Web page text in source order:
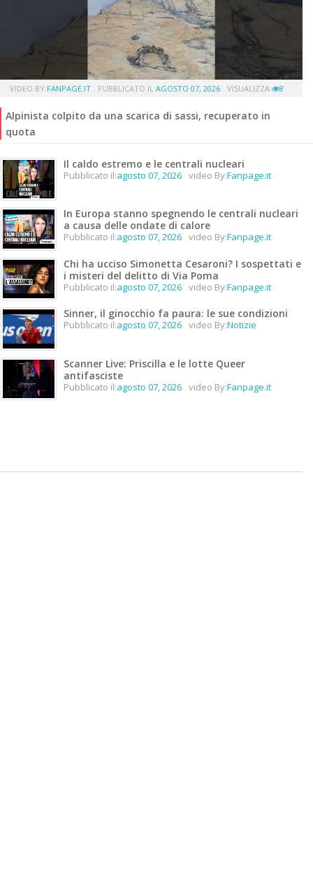
VIDEO BY:FANPAGE.IT PUBBLICATO IL:AGOSTO 07, 2026 VISUALIZZA: 8
Alpinista colpito da una scarica di sassi, recuperato in
quota
Il caldo estremo e le centrali nucleari
Pubblicato il:agosto 07, 2026 video By:Fanpage.it
In Europa stanno spegnendo le centrali nucleari
a causa delle ondate di calore
Pubblicato il:agosto 07, 2026 video By:Fanpage.it
Chi ha ucciso Simonetta Cesaroni? I sospettati e
i misteri del delitto di Via Poma
Pubblicato il:agosto 07, 2026 video By:Fanpage.it
Sinner, il ginocchio fa paura: le sue condizioni
Pubblicato il:agosto 07, 2026 video By:Notizie
Scanner Live: Priscilla e le lotte Queer
antifasciste
Pubblicato il:agosto 07, 2026 video By:Fanpage.it